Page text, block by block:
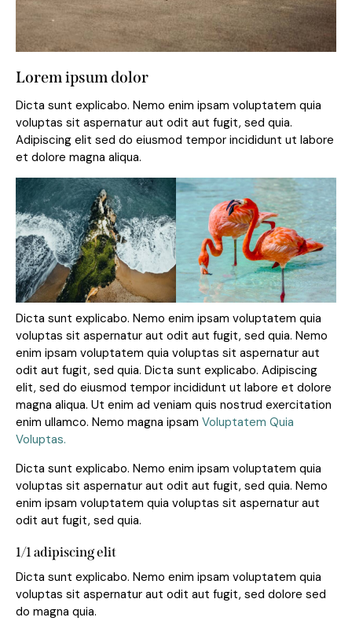
Lorem ipsum dolor
Dicta sunt explicabo. Nemo enim ipsam voluptatem quia
voluptas sit aspernatur aut odit aut fugit, sed quia.
Adipiscing elit sed do eiusmod tempor incididunt ut labore
et dolore magna aliqua.
Dicta sunt explicabo. Nemo enim ipsam voluptatem quia
voluptas sit aspernatur aut odit aut fugit, sed quia. Nemo
enim ipsam voluptatem quia voluptas sit aspernatur aut
odit aut fugit, sed quia. Dicta sunt explicabo. Adipiscing
elit, sed do eiusmod tempor incididunt ut labore et dolore
magna aliqua. Ut enim ad veniam quis nostrud exercitation
enim ullamco. Nemo magna ipsam Voluptatem Quia
Voluptas.
Dicta sunt explicabo. Nemo enim ipsam voluptatem quia
voluptas sit aspernatur aut odit aut fugit, sed quia. Nemo
enim ipsam voluptatem quia voluptas sit aspernatur aut
odit aut fugit, sed quia.
1/1 adipiscing elit
Dicta sunt explicabo. Nemo enim ipsam voluptatem quia
voluptas sit aspernatur aut odit aut fugit, sed dolore sed
do magna quia.